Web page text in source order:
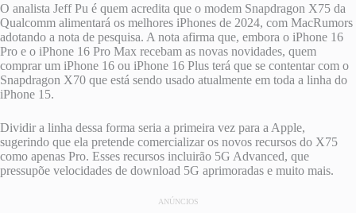
O analista Jeff Pu é quem acredita que o modem Snapdragon X75 da
Qualcomm alimentará os melhores iPhones de 2024, com MacRumors
adotando a nota de pesquisa. A nota afirma que, embora o iPhone 16
Pro e o iPhone 16 Pro Max recebam as novas novidades, quem
comprar um iPhone 16 ou iPhone 16 Plus terá que se contentar com o
Snapdragon X70 que está sendo usado atualmente em toda a linha do
iPhone 15.
Dividir a linha dessa forma seria a primeira vez para a Apple,
sugerindo que ela pretende comercializar os novos recursos do X75
como apenas Pro. Esses recursos incluirão 5G Advanced, que
pressupõe velocidades de download 5G aprimoradas e muito mais.
ANÚNCIOS